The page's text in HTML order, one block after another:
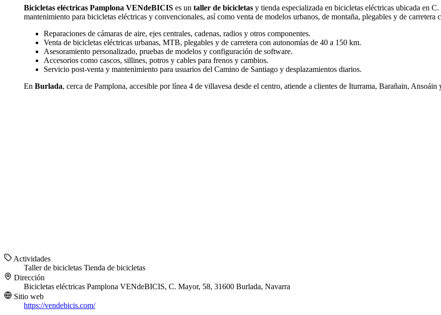
Bicicletas eléctricas Pamplona VENdeBICIS es un taller de bicicletas y tienda especializada en bicicletas eléctricas ubicada en
mantenimiento para bicicletas eléctricas y convencionales, así como venta de modelos urbanos, de montaña, plegables y de
Reparaciones de cámaras de aire, ejes centrales, cadenas, radios y otros componentes.
Venta de bicicletas eléctricas urbanas, MTB, plegables y de carretera con autonomías de 40 a 150 km.
Asesoramiento personalizado, pruebas de modelos y configuración de software.
Accesorios como cascos, sillines, potros y cables para frenos y cambios.
Servicio post-venta y mantenimiento para usuarios del Camino de Santiago y desplazamientos diarios.
En Burlada, cerca de Pamplona, accesible por línea 4 de villavesa desde el centro, atiende a clientes de Iturrama, Barañain,
Actividades
Taller de bicicletas Tienda de bicicletas
Dirección
Bicicletas eléctricas Pamplona VENdeBICIS, C. Mayor, 58, 31600 Burlada, Navarra
Sitio web
https://vendebicis.com/